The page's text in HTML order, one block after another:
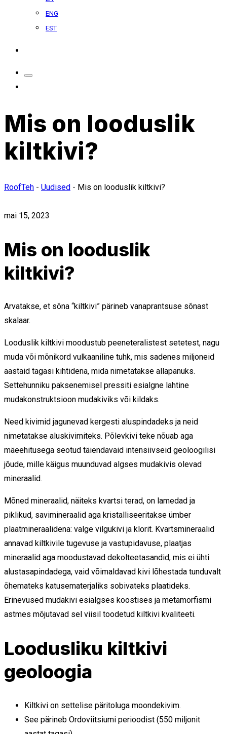
ENG
EST
Mis on looduslik
kiltkivi?
RoofTeh - Uudised - Mis on looduslik kiltkivi?
mai 15, 2023
Mis on looduslik
kiltkivi?
Arvatakse, et sõna “kiltkivi” pärineb vanaprantsuse sõnast
skalaar.
Looduslik kiltkivi moodustub peeneteralistest setetest, nagu
muda või mõnikord vulkaaniline tuhk, mis sadenes miljoneid
aastaid tagasi kihtidena, mida nimetatakse allapanuks.
Settehunniku paksenemisel pressiti esialgne lahtine
mudakonstruktsioon mudakiviks või kildaks.
Need kivimid jagunevad kergesti aluspindadeks ja neid
nimetatakse aluskivimiteks. Põlevkivi teke nõuab aga
mäeehitusega seotud täiendavaid intensiivseid geoloogilisi
jõude, mille käigus muunduvad algses mudakivis olevad
mineraalid.
Mõned mineraalid, näiteks kvartsi terad, on lamedad ja
piklikud, savimineraalid aga kristalliseeritakse ümber
plaatmineraalidena: valge vilgukivi ja klorit. Kvartsmineraalid
annavad kiltkivile tugevuse ja vastupidavuse, plaatjas
mineraalid aga moodustavad dekolteetasandid, mis ei ühti
alustasapindadega, vaid võimaldavad kivi lõhestada tunduvalt
õhemateks katusematerjaliks sobivateks plaatideks.
Erinevused mudakivi esialgses koostises ja metamorfismi
astmes mõjutavad sel viisil toodetud kiltkivi kvaliteeti.
Loodusliku kiltkivi
geoloogia
Kiltkivi on settelise päritoluga moondekivim.
See pärineb Ordoviitsiumi perioodist (550 miljonit